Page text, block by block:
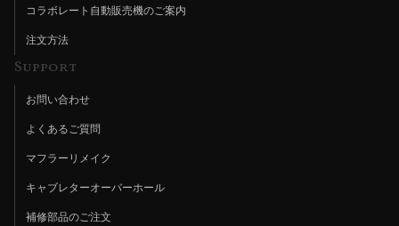
コラボレート自動販売機のご案内
注文方法
Support
お問い合わせ
よくあるご質問
マフラーリメイク
キャブレターオーバーホール
補修部品のご注文